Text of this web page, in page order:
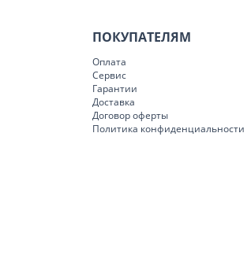
ПОКУПАТЕЛЯМ
Оплата
Сервис
Гарантии
Доставка
Договор оферты
Политика конфиденциальности